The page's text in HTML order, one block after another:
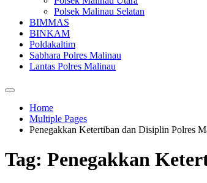
Polsek Malinau Selatan
BIMMAS
BINKAM
Poldakaltim
Sabhara Polres Malinau
Lantas Polres Malinau
Home
Multiple Pages
Penegakkan Ketertiban dan Disiplin Polres
Tag: Penegakkan